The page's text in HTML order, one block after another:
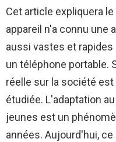
Cet article expliquera
appareil n'a connu une
aussi vastes et
un téléphone portable.
réelle sur la société
étudiée. L'adaptation
jeunes est un
années. Aujourd'hui,